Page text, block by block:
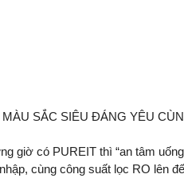
SẮC SIÊU ĐÁNG YÊU
giờ có PUREIT thì “an tâm
cùng công suất lọc RO lên